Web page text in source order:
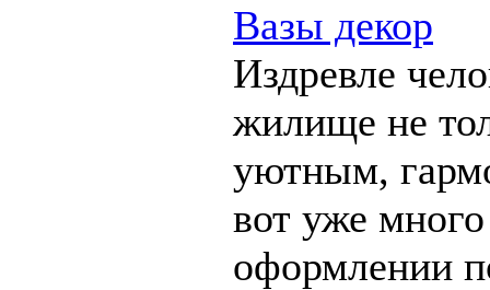
Вазы декор
Издревле
жилище не
уютным,
вот уже
оформлении